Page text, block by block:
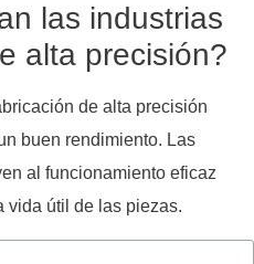
las industrias
alta precisión?
de alta precisión
buen rendimiento. Las
al funcionamiento eficaz
vida útil de las piezas.